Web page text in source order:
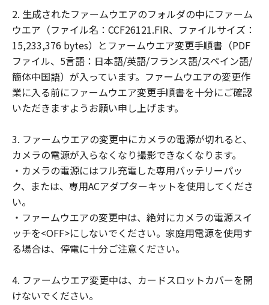
製、または第三者に再使用許諾、譲渡、販
売、頒布、賃貸、リースもしくは貸与する
ことはできません。
(2) お客様は、「許諾ソフトウェア」の全
部または一部を修正、改変、翻訳、翻案、
逆コンパイル、逆アセンブル、その他リバ
ースエンジニアリング等することはできま
せん。また第三者にこのような行為をさせ
てはなりません。
帰属
「許諾ソフトウェア」に係る知的財産権
は、その内容によりキヤノンまたはキヤノ
著作権表示
お客様は、「許諾ソフトウェア」に含まれ
るキヤノンまたはキヤノンのライセンサー
の著作権表示を変更し、除去しまたは削除
してはなりません。
2. 生成されたファームウエアのフォルダの中にファーム
ウエア（ファイル名：CCF26121.FIR、ファイルサイズ：
15,233,376 bytes）とファームウエア変更手順書（PDF
ファイル、5言語：日本語/英語/フランス語/スペイン語/
簡体中国語）が入っています。ファームウエアの変更作
業に入る前にファームウエア変更手順書を十分にご確認
いただきますようお願い申し上げます。
3. ファームウエアの変更中にカメラの電源が切れると、
カメラの電源が入らなくなり撮影できなくなります。
・カメラの電源にはフル充電した専用バッテリーパッ
ク、または、専用ACアダプターキットを使用してくださ
い。
・ファームウエアの変更中は、絶対にカメラの電源スイ
ッチを<OFF>にしないでください。家庭用電源を使用す
る場合は、停電に十分ご注意ください。
4. ファームウエア変更中は、カードスロットカバーを開
けないでください。